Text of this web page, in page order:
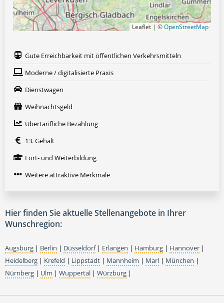
Leaflet | ©OpenStreetMap
Gute Erreichbarkeit mit öffentlichen Verkehrsmitteln
Moderne / digitalisierte Praxis
Dienstwagen
Weihnachtsgeld
Übertarifliche Bezahlung
13. Gehalt
Fort- und Weiterbildung
Weitere attraktive Merkmale
Hier finden Sie aktuelle Stellenangebote in Ihrer
Wunschregion:
Augsburg | Berlin | Düsseldorf| Erlangen | Hamburg | Hannover |
Heidelberg | Krefeld | Lippstadt | Mannheim | Marl | München |
Nürnberg | Ulm | Wuppertal | Würzburg |